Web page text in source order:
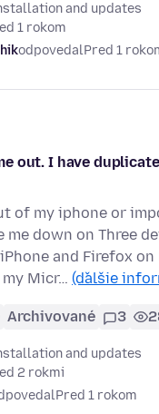
and updates
1 rokom
odpovedalPred 1
out. I have
of my iphone or
me down on Three
and Firefox on
Micr… (ďalšie
Archivované 3
and updates
2 rokmi
Pred 1 rokom